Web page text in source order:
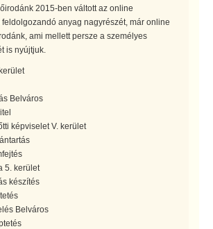
2015-ben váltott az online
feldolgozandó anyag nagyrészét, már online
ami mellett persze a személyes
is nyújtjuk.
Belváros
képviselet V. kerület
5. kerület
készítés
Belváros